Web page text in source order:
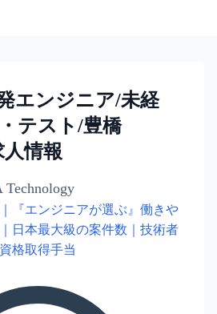
エンジニア/未経
テスト/豊橋
情報
『エンジニアが選ぶ』働きや
日本最大級の案件数｜技術者
格取得手当